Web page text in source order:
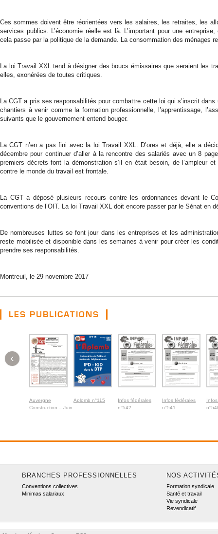
Ces sommes doivent être réorientées vers les salaires, les retraites, les
services publics. L’économie réelle est là. L’important pour une
cela passe par la politique de la demande. La consommation des ménages
La loi Travail XXL tend à désigner des boucs émissaires que seraient les
elles, exonérées de toutes critiques.
La CGT a pris ses responsabilités pour combattre cette loi qui s’inscrit
chantiers à venir comme la formation professionnelle, l’apprentissage,
suivants que le gouvernement entend bouger.
La CGT n’en a pas fini avec la loi Travail XXL. D’ores et déjà, elle a
décembre pour continuer d’aller à la rencontre des salariés avec un 8
premiers décrets font la démonstration s’il en était besoin, de l’ampleur
contre le monde du travail est frontale.
La CGT a déposé plusieurs recours contre les ordonnances devant le
conventions de l’OIT. La loi Travail XXL doit encore passer par le Sénat en
De nombreuses luttes se font jour dans les entreprises et les
reste mobilisée et disponible dans les semaines à venir pour créer les
prendre ses responsabilités.
Montreuil, le 29 novembre 2017
LES PUBLICATIONS
Auvergne
Construction – Juin
Aplomb n°115
Infos fédérales
n°542
Infos fédérales
n°541
‹
BRANCHES PROFESSIONNELLES
Conventions collectives
Minimas salariaux
NOS
Formation syndicale
Santé et travail
Vie syndicale
Revendicatif